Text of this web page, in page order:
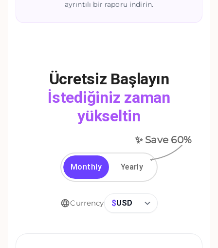
ayrıntılı bir raporu indirin.
Ücretsiz Başlayın
İstediğiniz zaman
yükseltin
✨ Save 60%
Monthly Yearly
Currency $USD